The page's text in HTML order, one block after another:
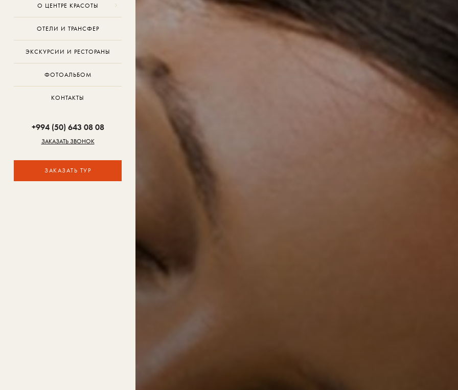
О ЦЕНТРЕ КРАСОТЫ
ОТЕЛИ И ТРАНСФЕР
ЭКСКУРСИИ И РЕСТОРАНЫ
ФОТОАЛЬБОМ
КОНТАКТЫ
+994 (50) 643 08 08
ЗАКАЗАТЬ ЗВОНОК
ЗАКАЗАТЬ ТУР